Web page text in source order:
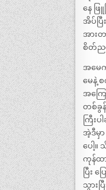
နေ ဖ
အိပ်ပ
အား
စိတ်ည
အမေ
မေနဲ့
အကြ
တစ်ခွ
ကြီး
အဲ့ဒီမှာ
ပေါ့။
ကုန်ထ
ပြီး
သွား